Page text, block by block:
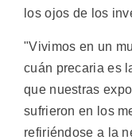
los ojos de los
"Vivimos en un
cuán precaria es
que nuestras
sufrieron en los
refiriéndose a la